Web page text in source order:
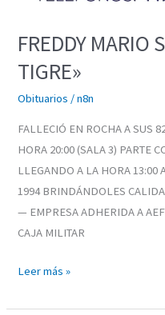
FREDDY MARIO
TIGRE»
Obituarios /n8n
FALLECIÓ EN ROCHA A SUS
HORA 20:00 (SALA 3) PARTE
LLEGANDO A LA HORA
1994 BRINDÁNDOLES
— EMPRESA ADHERIDA A
CAJA MILITAR
Leer más »